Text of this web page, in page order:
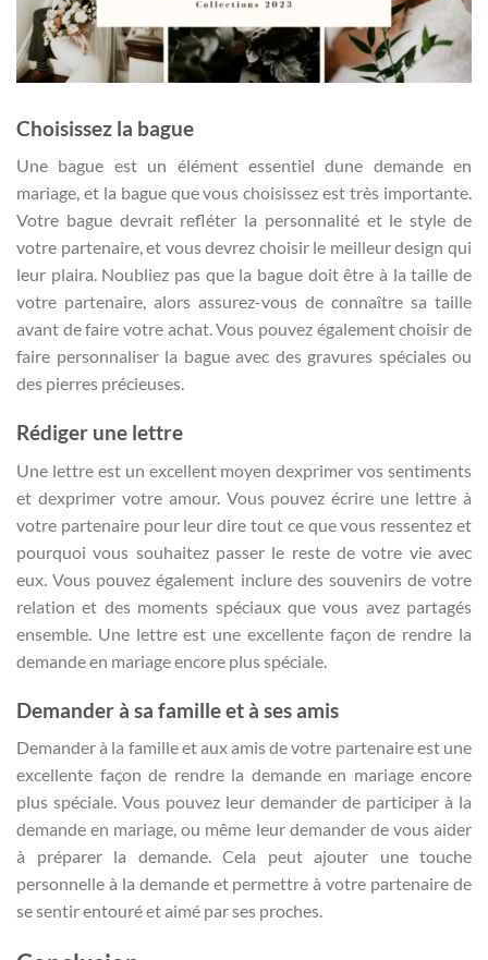
Choisissez la bague
Une bague est un élément essentiel dune demande en
mariage, et la bague que vous choisissez est très importante.
Votre bague devrait refléter la personnalité et le style de
votre partenaire, et vous devrez choisir le meilleur design qui
leur plaira. Noubliez pas que la bague doit être à la taille de
votre partenaire, alors assurez-vous de connaître sa taille
avant de faire votre achat. Vous pouvez également choisir de
faire personnaliser la bague avec des gravures spéciales ou
des pierres précieuses.
Rédiger une lettre
Une lettre est un excellent moyen dexprimer vos sentiments
et dexprimer votre amour. Vous pouvez écrire une lettre à
votre partenaire pour leur dire tout ce que vous ressentez et
pourquoi vous souhaitez passer le reste de votre vie avec
eux. Vous pouvez également inclure des souvenirs de votre
relation et des moments spéciaux que vous avez partagés
ensemble. Une lettre est une excellente façon de rendre la
demande en mariage encore plus spéciale.
Demander à sa famille et à ses amis
Demander à la famille et aux amis de votre partenaire est une
excellente façon de rendre la demande en mariage encore
plus spéciale. Vous pouvez leur demander de participer à la
demande en mariage, ou même leur demander de vous aider
à préparer la demande. Cela peut ajouter une touche
personnelle à la demande et permettre à votre partenaire de
se sentir entouré et aimé par ses proches.